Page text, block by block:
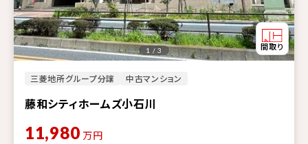
三菱地所グループ分譲 中古マンション
藤和シティホームズ小石川
1 / 3
11,980 万円